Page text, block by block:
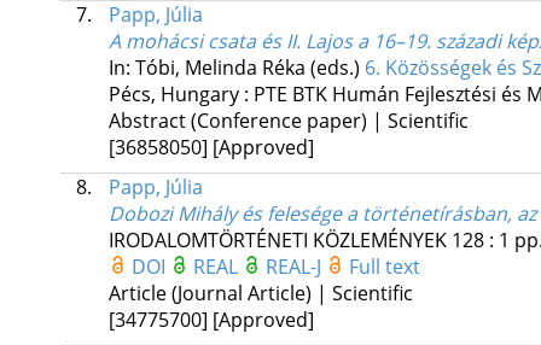
7.
Papp, Júlia
A mohácsi csata és II. Lajos a 16–19. századi
In: Tóbi, Melinda Réka (eds.) 6. Közösségek és
Pécs, Hungary : PTE BTK Humán Fejlesztési
Abstract (Conference paper) | Scientific
[36858050] [Approved]
8.
Papp, Júlia
Dobozi Mihály és felesége a történetírásban,
IRODALOMTÖRTÉNETI KÖZLEMÉNYEK 128: 1
DOI
REAL REAL-J
Full text
Article (Journal Article) | Scientific
[34775700] [Approved]